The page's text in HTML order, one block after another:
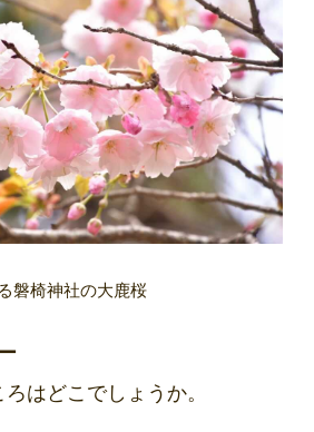
磐椅神社の大鹿桜
はどこでしょうか。